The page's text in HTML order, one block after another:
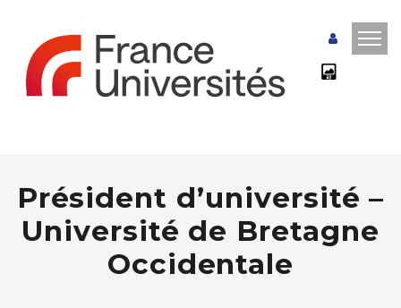
Président d’université –
Université de Bretagne
Occidentale